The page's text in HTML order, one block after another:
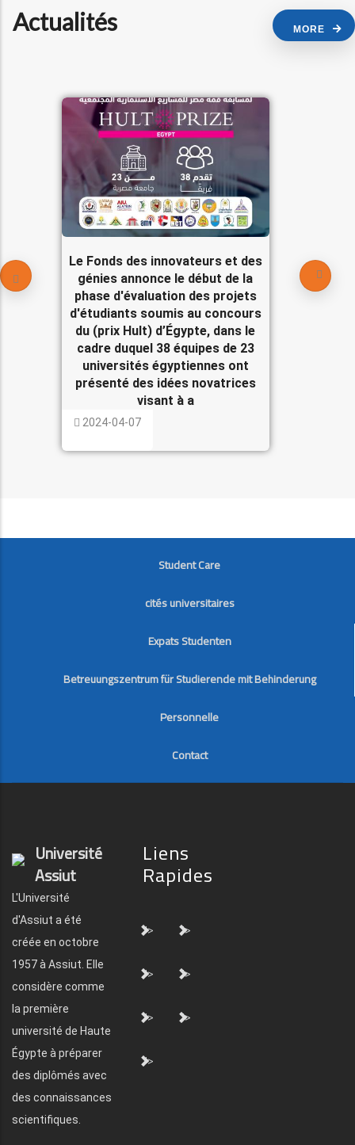
Actualités MORE
Le Fonds des innovateurs et des
génies annonce le début de la
phase d'évaluation des projets
d'étudiants soumis au concours
du (prix Hult) d’Égypte, dans le
cadre duquel 38 équipes de 23
universités égyptiennes ont
présenté des idées novatrices
visant à a
2024-04-07
FOOTER
Student Care
cités universitaires
Expats Studenten
Betreuungszentrum für Studierende mit Behinderung
Personnelle
Contact
Université
Assiut
L'Université
d'Assiut a été
créée en octobre
1957 à Assiut. Elle
considère comme
la première
université de Haute
Égypte à préparer
des diplômés avec
des connaissances
scientifiques.
Liens
Rapides
"> ">
"> ">
"> ">
">